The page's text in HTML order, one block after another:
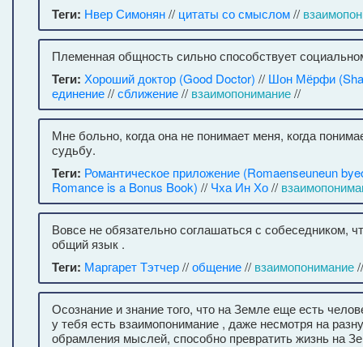
Теги: Нвер Симонян// цитаты со смыслом//
Племенная общность сильно способствует
Теги: Хороший доктор (Good Doctor) // Шон Мёрфи
единение//сближение// взаимопонимание//
Мне больно, когда она не понимает меня, когда
судьбу.
Теги: Романтическое приложение (Romaenseuneun
Romance is a Bonus Book) // Чха Ин Хо//
Вовсе не обязательно соглашаться с собеседником,
общий язык .
Теги: Маргарет Тэтчер//общение// взаимопонимание//
Осознание и знание того, что на Земле еще есть
у тебя есть взаимопонимание , даже несмотря на
обрамления мыслей, способно превратить жизнь на